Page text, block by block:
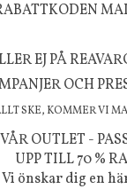
PÅ
EJ PÅ
OCH
SKE, KOMMER VI
OUTLET -
UPP TILL 70 %
Vi önskar dig en